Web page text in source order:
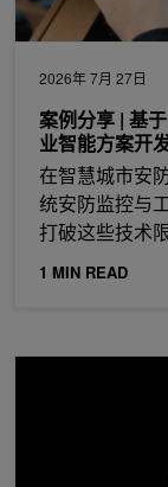
2026年 7月 27日
案例分享 | 基
业智能方案开
在智慧城市安
统安防监控与
打破这些技术限
1 MIN READ
NVIDIA 正在解码